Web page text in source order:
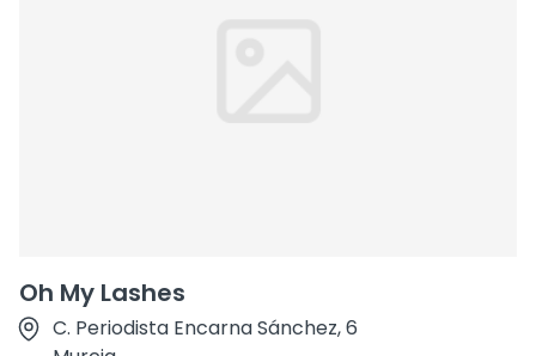
Oh My Lashes
C. Periodista Encarna Sánchez, 6